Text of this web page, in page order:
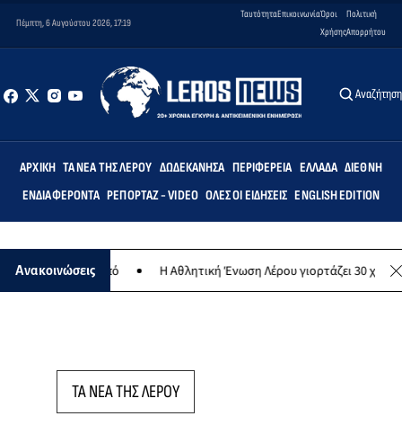
Πέμπτη, 6 Αυγούστου 2026, 17:19
ΤαυτότηταΕπικοινωνίαΌροι
Χρήσης
Πολιτική
Απορρήτου
Αναζήτηση
ΑΡΧΙΚΉ ΤΑ ΝΈΑ ΤΗΣ ΛΈΡΟΥ ΔΩΔΕΚΆΝΗΣΑ ΠΕΡΙΦΈΡΕΙΑ ΕΛΛΆΔΑ ΔΙΕΘΝΉ
ΕΝΔΙΑΦΈΡΟΝΤΑ ΡΕΠΟΡΤΆΖ - VIDEO ΌΛΕΣ ΟΙ ΕΙΔΉΣΕΙΣ ENGLISH EDITION
Ανακοινώσεις
σκοπό Η Αθλητική Ένωση Λέρου γιορτάζει 30 χρόνια
ΤΑ ΝΕΑ ΤΗΣ ΛΕΡΟΥ